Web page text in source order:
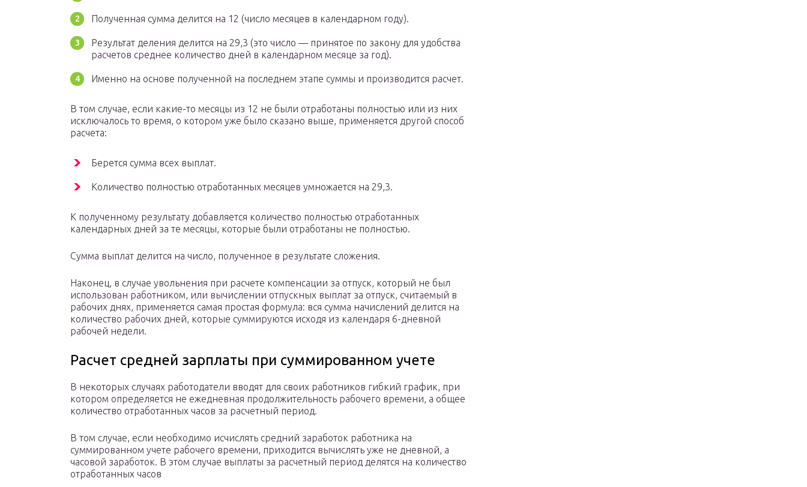
Полученная сумма делится на 12 (число месяцев в календарном году).
Результат деления делится на 29,3 (это число — принятое по закону для удобства
расчетов среднее количество дней в календарном месяце за год).
Именно на основе полученной на последнем этапе суммы и производится расчет.
В том случае, если какие-то месяцы из 12 не были отработаны полностью или из них
исключалось то время, о котором уже было сказано выше, применяется другой способ
расчета:
Берется сумма всех выплат.
Количество полностью отработанных месяцев умножается на 29,3.
К полученному результату добавляется количество полностью отработанных
календарных дней за те месяцы, которые были отработаны не полностью.
Сумма выплат делится на число, полученное в результате сложения.
Наконец, в случае увольнения при расчете компенсации за отпуск, который не был
использован работником, или вычислении отпускных выплат за отпуск, считаемый в
рабочих днях, применяется самая простая формула: вся сумма начислений делится на
количество рабочих дней, которые суммируются исходя из календаря 6-дневной
рабочей недели.
Расчет средней зарплаты при суммированном учете
В некоторых случаях работодатели вводят для своих работников гибкий график, при
котором определяется не ежедневная продолжительность рабочего времени, а общее
количество отработанных часов за расчетный период.
В том случае, если необходимо исчислять средний заработок работника на
суммированном учете рабочего времени, приходится вычислять уже не дневной, а
часовой заработок. В этом случае выплаты за расчетный период делятся на количество
отработанных часов